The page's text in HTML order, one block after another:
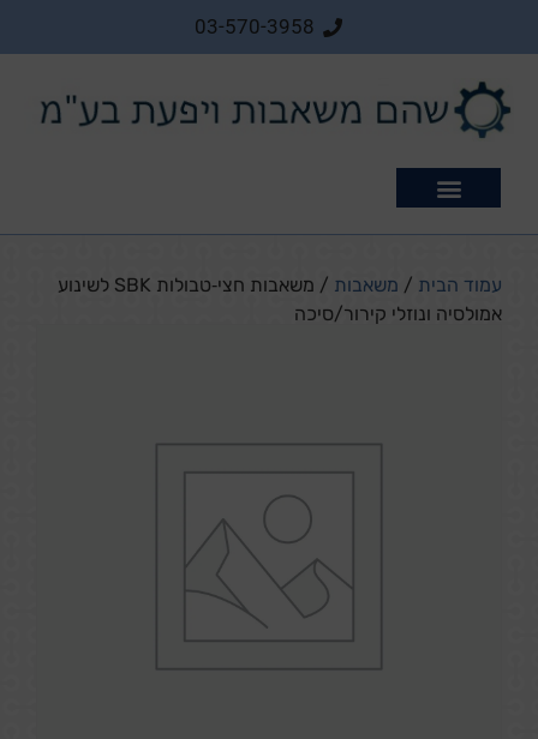
03-570-3958
עמוד הבית / משאבות
/ משאבות חצי‑טבולות SBK לשינוע
אמולסיה ונוזלי קירור/סיכה